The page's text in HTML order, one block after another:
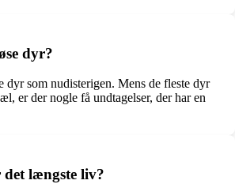
dyr?
dyr som nudisterigen. Mens de fleste dyr
er der nogle få undtagelser, der har en
længste liv?